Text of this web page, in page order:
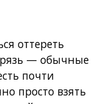
оттереть
— обычные
почти
просто взять